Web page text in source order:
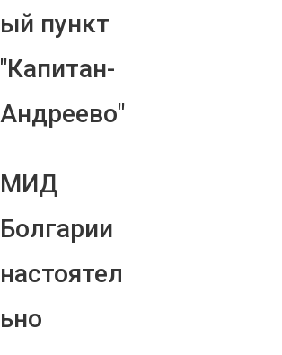
ый пункт
"Капитан-
Андреево"
МИД
Болгарии
настоятел
ьно